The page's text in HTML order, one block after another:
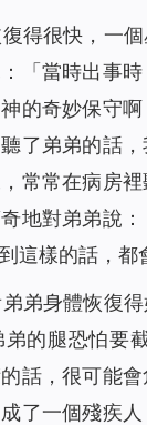
得很快，一
「當時出事
的奇妙保守
了弟弟的話
常常在病房
地對弟弟說
這樣的話，都
弟身體恢復
的腿恐怕要
話，很可能
了一個殘疾